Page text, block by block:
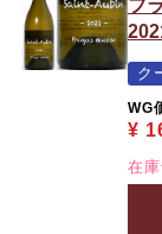
フ
ク
WG
¥
在